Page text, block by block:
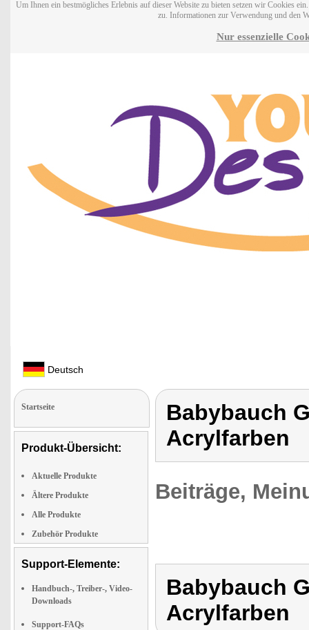
Um Ihnen ein bestmögliches Erlebnis auf dieser Website zu bieten setzen wir Cookies
zu. Informationen zur Verwendung und den
Nur essenzielle
Deutsch
Startseite
Produkt-Übersicht:
Aktuelle Produkte
Ältere Produkte
Alle Produkte
Zubehör Produkte
Support-Elemente:
Handbuch-, Treiber-, Video-
Downloads
Support-FAQs
Babybauch
Acrylfarben
Beiträge,
Babybauch
Acrylfarben